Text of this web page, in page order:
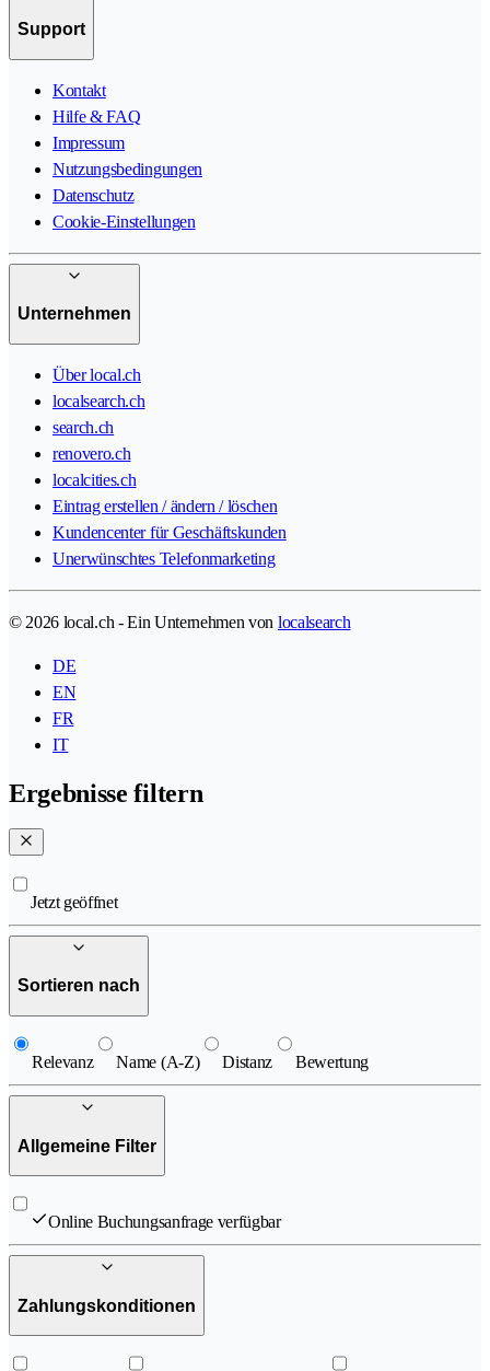
Support
Kontakt
Hilfe & FAQ
Impressum
Nutzungsbedingungen
Datenschutz
Cookie-Einstellungen
Unternehmen
Über local.ch
localsearch.ch
search.ch
renovero.ch
localcities.ch
Eintrag erstellen / ändern / löschen
Kundencenter für Geschäftskunden
Unerwünschtes Telefonmarketing
© 2026 local.ch - Ein Unternehmen von localsearch
DE
EN
FR
IT
Ergebnisse filtern
Jetzt geöffnet
Sortieren nach
Relevanz Name (A-Z) Distanz Bewertung
Allgemeine Filter
Online Buchungsanfrage verfügbar
Zahlungskonditionen